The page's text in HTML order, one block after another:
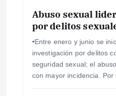
Abuso sexual
por delitos
•Entre enero y junio se
investigación por delitos
seguridad sexual; el
con mayor incidencia. Por